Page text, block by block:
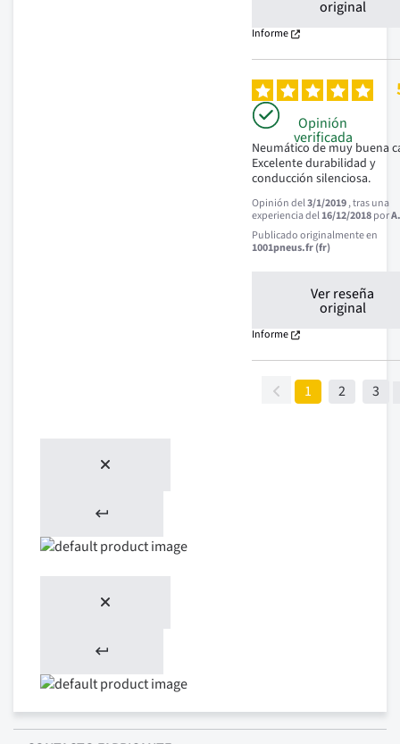
original
Informe
Opinión
verificada
Neumático de muy buena
Excelente durabilidad y
conducción silenciosa.
Opinión del3/1/2019, tras una
experiencia del16/12/2018por
Publicado originalmente en
1001pneus.fr (fr)
Ver reseña
original
Informe
1 2 3